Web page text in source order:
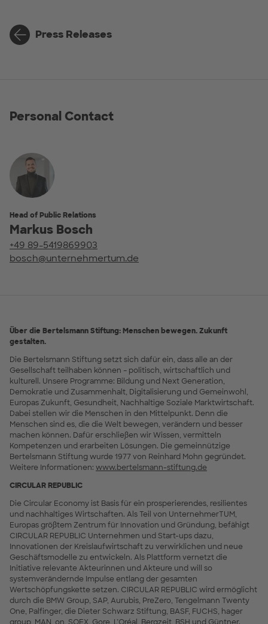
Press Releases
Personal Contact
Head of Public Relations
Markus Bosch
+49 89-5419869903
bosch@unternehmertum.de
Über die Bertelsmann Stiftung: Menschen bewegen. Zukunft
gestalten.
Die Bertelsmann Stiftung setzt sich dafür ein, dass alle an der
Gesellschaft teilhaben können – politisch, wirtschaftlich und
kulturell. Unsere Programme: Bildung und Next Generation,
Demokratie und Zusammenhalt, Digitalisierung und Gemeinwohl,
Europas Zukunft, Gesundheit, Nachhaltige Soziale Marktwirtschaft.
Dabei stellen wir die Menschen in den Mittelpunkt. Denn die
Menschen sind es, die die Welt bewegen, verändern und besser
machen können. Dafür erschließen wir Wissen, vermitteln
Kompetenzen und erarbeiten Lösungen. Die gemeinnützige
Bertelsmann Stiftung wurde 1977 von Reinhard Mohn gegründet.
Weitere Informationen: www.bertelsmann-stiftung.de
CIRCULAR REPUBLIC
Die Circular Economy ist Basis für ein prosperierendes, resilientes
und nachhaltiges Wirtschaften. Als Teil von UnternehmerTUM,
Europas größtem Zentrum für Innovation und Gründung, befähigt
CIRCULAR REPUBLIC Unternehmen und Start-ups dazu,
Innovationen der Kreislaufwirtschaft zu verwirklichen und neue
Geschäftsmodelle zu entwickeln. Als Plattform vernetzt die
Initiative relevante Akteurinnen und Akteure und will so
systemverändernde Impulse entlang der gesamten
Wertschöpfungskette setzen. CIRCULAR REPUBLIC wird ermöglicht
durch die BMW Group, SAP, Aurubis, PreZero, Tengelmann Twenty
One, Palfinger, die Dieter Schwarz Stiftung, BASF, FUCHS, hager